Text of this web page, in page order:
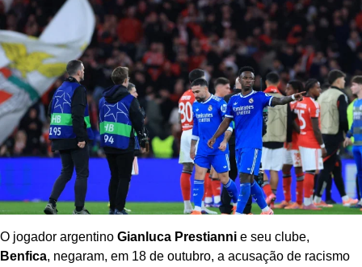
O jogador argentino Gianluca Prestianni e seu clube,
Benfica, negaram, em 18 de outubro, a acusação de racismo